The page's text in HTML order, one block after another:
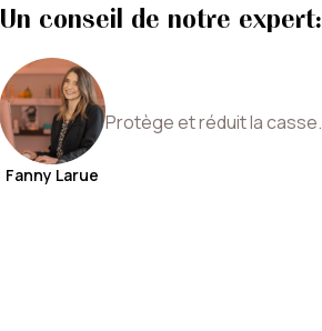
Un conseil de notre expert:
Fanny Larue
Protège et réduit la casse.